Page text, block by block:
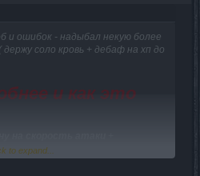
и ошибок - надыбал некую более
соло кровь + дебаф на хп до
и как это
атаки
лимита в 0.5 + 1 единица
to expand...